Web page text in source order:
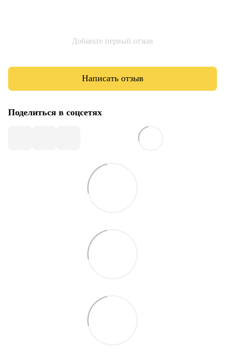
Добавьте первый отзыв
Написать отзыв
Поделиться в соцсетях